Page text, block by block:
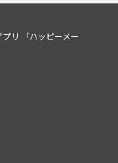
リ 「ハッピーメー